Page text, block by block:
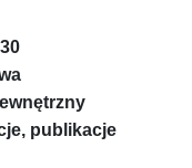
publikacje